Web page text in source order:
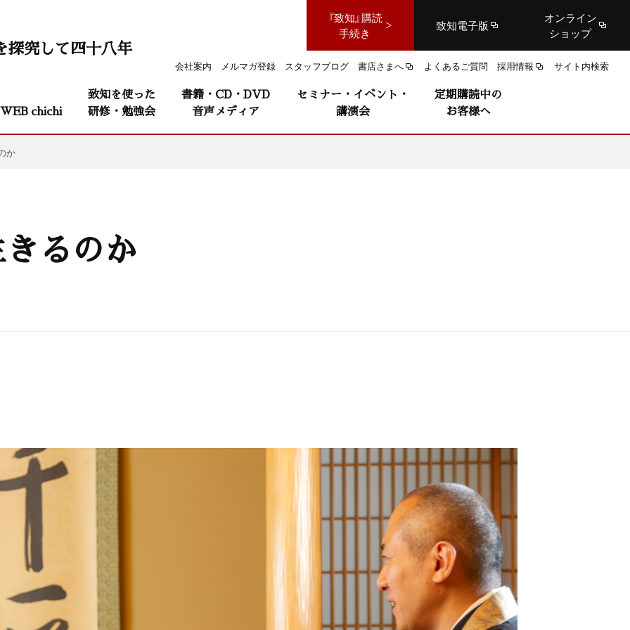
『致知』購読
手続き
致知電子版
オンライン
ショップ
会社案内 メルマガ登録 スタッフブログ 書店さまへ よくあるご質問 採用情報 サイト内検索
探究して四十八年
WEB chichi
致知を使った
研修・勉強会
書籍・CD・DVD
音声メディア
セミナー・イベント・
講演会
定期購読中の
お客様へ
か
るのか